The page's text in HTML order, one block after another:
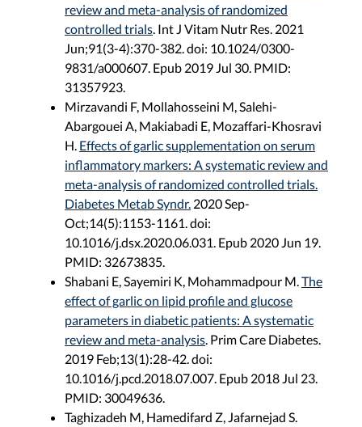
review and meta-analysis of randomized
controlled trials . Int J Vitam Nutr Res. 2021
Jun;91(3-4):370-382. doi: 10.1024/0300-
9831/a000607. Epub 2019 Jul 30. PMID:
31357923.
Mirzavandi F, Mollahosseini M, Salehi-
Abargouei A, Makiabadi E, Mozaffari-Khosravi
H. Effects of garlic supplementation on serum
inflammatory markers: A systematic review and
meta-analysis of randomized controlled trials.
Diabetes Metab Syndr. 2020 Sep-
Oct;14(5):1153-1161. doi:
10.1016/j.dsx.2020.06.031. Epub 2020 Jun 19.
PMID: 32673835.
Shabani E, Sayemiri K, Mohammadpour M. The
effect of garlic on lipid profile and glucose
parameters in diabetic patients: A systematic
review and meta-analysis . Prim Care Diabetes.
2019 Feb;13(1):28-42. doi:
10.1016/j.pcd.2018.07.007. Epub 2018 Jul 23.
PMID: 30049636.
Taghizadeh M, Hamedifard Z, Jafarnejad S.